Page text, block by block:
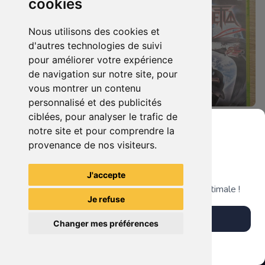
cookies
Nous utilisons des cookies et
d'autres technologies de suivi
pour améliorer votre expérience
de navigation sur notre site, pour
vous montrer un contenu
personnalisé et des publicités
ciblées, pour analyser le trafic de
notre site et pour comprendre la
provenance de nos visiteurs.
J'accepte
Je refuse
Changer mes préférences
7.90 € 0
Duo : The Elder Scrolls Iv - Oblivion + Bioshock Xbox 360
9.90 €
Bayonetta Xbox 360
TheGamingR83
Grenier du Geek
Télécharge notre app pour une expérience optimale !
Télécharger l'app